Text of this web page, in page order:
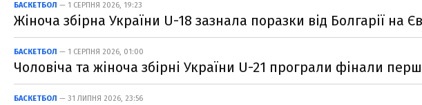
БАСКЕТБОЛ — 1 СЕРПНЯ 2026, 19:23
Жіноча збірна України U-18 зазнала поразки від Болгарії на
БАСКЕТБОЛ — 1 СЕРПНЯ 2026, 01:00
Чоловіча та жіноча збірні України U-21 програли фінали
БАСКЕТБОЛ — 31 ЛИПНЯ 2026, 23:56